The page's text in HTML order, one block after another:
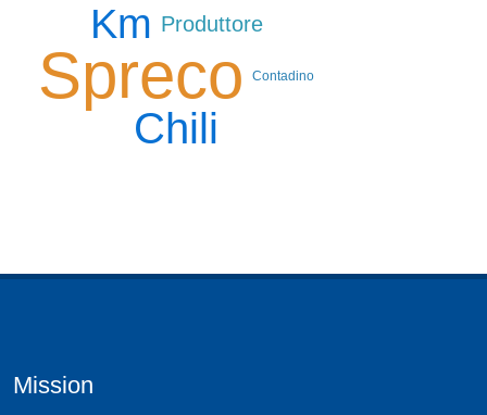
Km Produttore
Spreco Contadino
Chili
Mission